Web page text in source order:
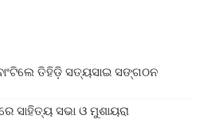
ତିହିଡି଼ ସତ୍ୟସାଇ ସଙ୍ଗଠନ
ସାହିତ୍ୟ ସଭା ଓ ମୁଶାୟରା